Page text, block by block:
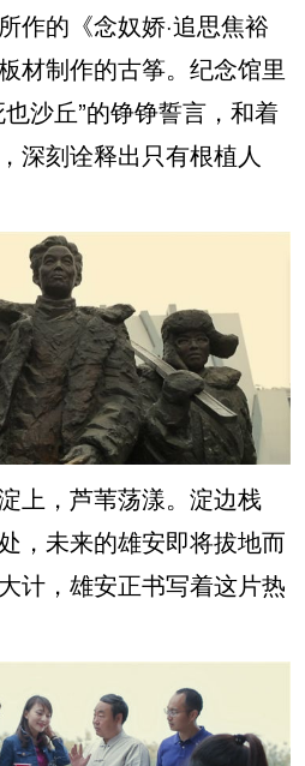
作的《念奴娇·追思焦裕
材制作的古筝。纪念馆里
沙丘”的铮铮誓言，和着
深刻诠释出只有根植人
，芦苇荡漾。淀边栈
，未来的雄安即将拔地而
计，雄安正书写着这片热